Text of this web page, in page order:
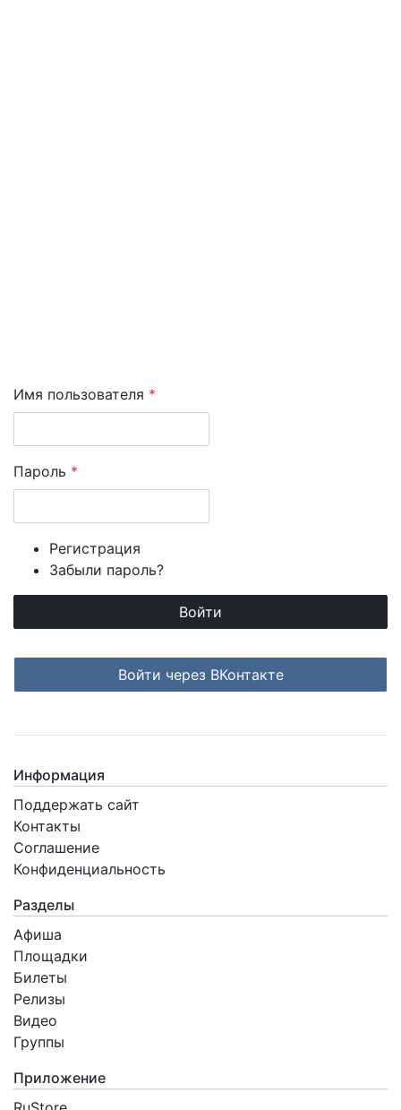
Имя пользователя *
Пароль *
Регистрация
Забыли пароль?
Информация
Поддержать сайт
Контакты
Соглашение
Конфиденциальность
Разделы
Афиша
Площадки
Билеты
Релизы
Видео
Группы
Приложение